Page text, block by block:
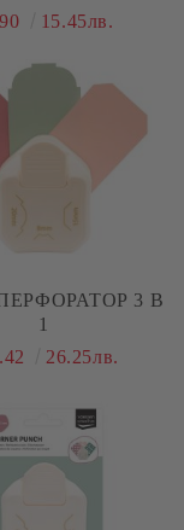
15.45лв.
3 В
1
26.25лв.